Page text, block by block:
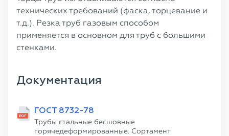
технических требований (фаска, торцевание и
т.д.). Резка труб газовым способом
применяется в основном для труб с большими
стенками.
Документация
ГОСТ 8732-78
Трубы стальные бесшовные
горячедеформированные. Сортамент